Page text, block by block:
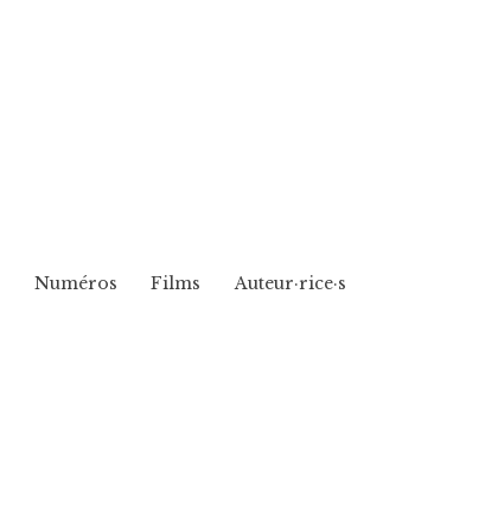
Numéros Films Auteur·rice·s